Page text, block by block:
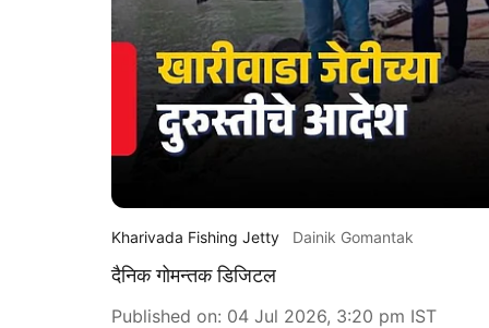
Kharivada Fishing Jetty Dainik Gomantak
दैनिक गोमन्तक डिजिटल
Published on: 04 Jul 2026, 3:20 pm IST